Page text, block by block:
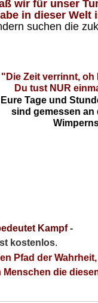
wir für unser
in dieser Welt
suchen die
"Die Zeit verrinnt, oh
Du tust NUR
Eure Tage und
sind gemessen an
Kampf-
kostenlos.
Pfad der Wahrheit,
die